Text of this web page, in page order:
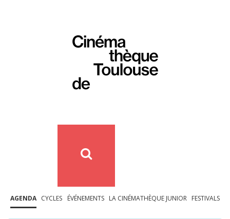
AGENDA CYCLES ÉVÉNEMENTS LA CINÉMATHÈQUE JUNIOR FESTIVALS